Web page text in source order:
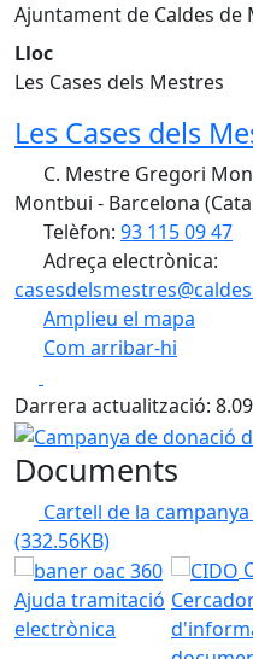
Ajuntament de Caldes de
Lloc
Les Cases dels Mestres
Les Cases dels
C. Mestre Gregori
Montbui - Barcelona
Telèfon: 93 115 09 47
Adreça electrònica:
Amplieu el mapa
Com arribar-hi
+
−
Darrera actualització:
Campanya de donació de
Documents
Cartell de la
(332.56KB)
Ajuda tramitació
electrònica